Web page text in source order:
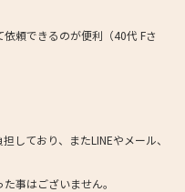
頼できるのが便利（40代 Fさ
しており、またLINEやメール、
事はございません。